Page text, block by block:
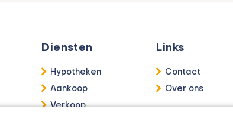
Diensten
Hypotheken
Aankoop
Verkoop
Links
Contact
Over ons